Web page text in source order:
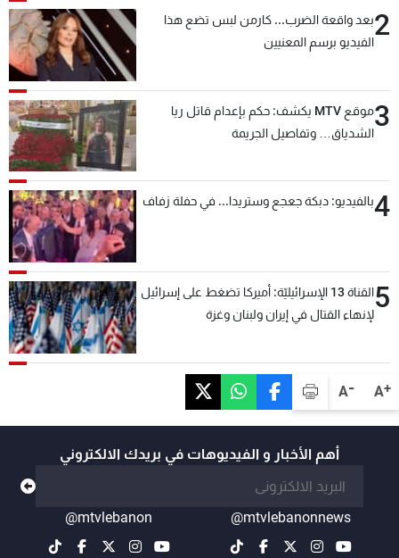
A+
A-
2بعد واقعة الضرب... كارمن لبس تضع هذا
الفيديو برسم المعنيين
3
موقع MTV يكشف: حكم بإعدام قاتل ريا
الشدياق… وتفاصيل الجريمة
4بالفيديو: دبكة جعجع وستريدا... في حفلة زفاف
5
القناة 13 الإسرائيليّة: أميركا تضغط على إسرائيل
لإنهاء القتال في إيران ولبنان وغزة
أهم الأخبار و الفيديوهات في بريدك الالكتروني
@mtvlebanonnews
@mtvlebanon